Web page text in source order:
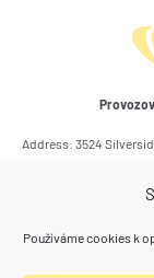
Používáme cookies k
Address: 3524